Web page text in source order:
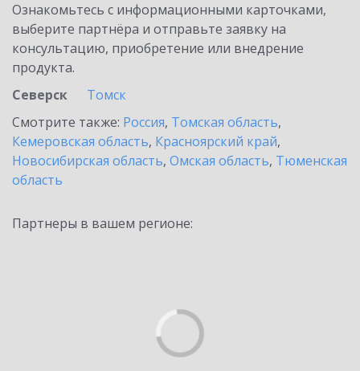
Ознакомьтесь с информационными карточками,
выберите партнёра и отправьте заявку на
консультацию, приобретение или внедрение
продукта.
Северск
Томск
Смотрите также: Россия, Томская область,
Кемеровская область, Красноярский край,
Новосибирская область, Омская область, Тюменская
область
Партнеры в вашем регионе: